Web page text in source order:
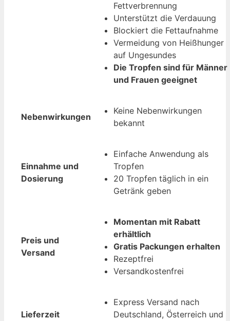
Fettverbrennung
Unterstützt die Verdauung
Blockiert die Fettaufnahme
Vermeidung von Heißhunger
auf Ungesundes
Die Tropfen sind für Männer
und Frauen geeignet
Nebenwirkungen
Keine Nebenwirkungen
bekannt
Einnahme und
Dosierung
Einfache Anwendung als
Tropfen
20 Tropfen täglich in ein
Getränk geben
Preis und
Versand
Momentan mit Rabatt
erhältlich
Gratis Packungen erhalten
Rezeptfrei
Versandkostenfrei
Lieferzeit
Express Versand nach
Deutschland, Österreich und